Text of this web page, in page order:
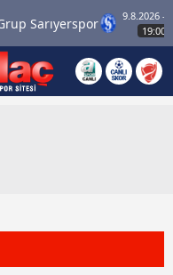
9.8.2026 - Paz
19:00